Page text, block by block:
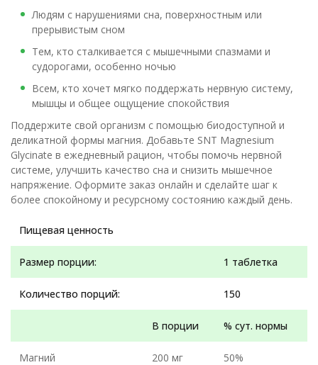
Людям с нарушениями сна, поверхностным или
прерывистым сном
Тем, кто сталкивается с мышечными спазмами и
судорогами, особенно ночью
Всем, кто хочет мягко поддержать нервную систему,
мышцы и общее ощущение спокойствия
Поддержите свой организм с помощью биодоступной и
деликатной формы магния. Добавьте SNT Magnesium
Glycinate в ежедневный рацион, чтобы помочь нервной
системе, улучшить качество сна и снизить мышечное
напряжение. Оформите заказ онлайн и сделайте шаг к
более спокойному и ресурсному состоянию каждый день.
Пищевая ценность
Размер порции: 1 таблетка
Количество порций: 150
В порции % сут. нормы
Магний 200 мг 50%